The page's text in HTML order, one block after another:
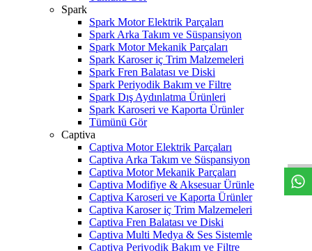
Spark
Spark Motor Elektrik Parçaları
Spark Arka Takım ve Süspansiyon
Spark Motor Mekanik Parçaları
Spark Karoser iç Trim Malzemeleri
Spark Fren Balatası ve Diski
Spark Periyodik Bakım ve Filtre
Spark Dış Aydınlatma Ürünleri
Spark Karoseri ve Kaporta Ürünler
Tümünü Gör
Captiva
Captiva Motor Elektrik Parçaları
Captiva Arka Takım ve Süspansiyon
Captiva Motor Mekanik Parçaları
Captiva Modifiye & Aksesuar Ürünle
Captiva Karoseri ve Kaporta Ürünler
Captiva Karoser iç Trim Malzemeleri
Captiva Fren Balatası ve Diski
Captiva Multi Medya & Ses Sistemle
Captiva Periyodik Bakım ve Filtre